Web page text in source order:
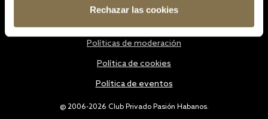
Rechazar las cookies
@ 2006-2026 Club Privado Pasión Habanos.
Políticas de moderación
Política de cookies
Política de eventos